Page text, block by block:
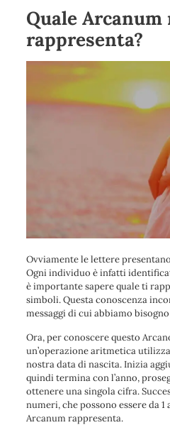
Quale Arcanum
rappresenta?
Ovviamente le lettere
Ogni individuo è infatti
è importante sapere quale ti
simboli. Questa conoscenza
messaggi di cui abbiamo
Ora, per conoscere questo
un’operazione aritmetica
nostra data di nascita. Inizia
quindi termina con l’anno,
ottenere una singola cifra.
numeri, che possono essere da
Arcanum rappresenta.